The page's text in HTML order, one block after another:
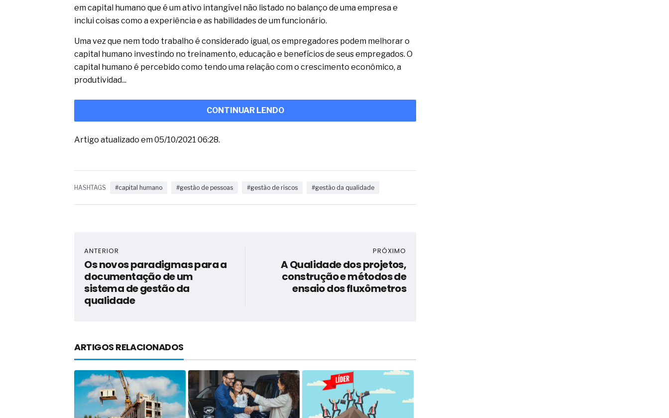
em capital humano que é um ativo intangível não listado no balanço de uma empresa e
inclui coisas como a experiência e as habilidades de um funcionário.
Uma vez que nem todo trabalho é considerado igual, os empregadores podem melhorar o
capital humano investindo no treinamento, educação e benefícios de seus empregados. O
capital humano é percebido como tendo uma relação com o crescimento econômico, a
produtividad...
CONTINUAR LENDO
Artigo atualizado em 05/10/2021 06:28.
HASHTAGS #capital humano #gestão de pessoas #gestão de riscos #gestão da qualidade
ANTERIOR
Os novos paradigmas para a
documentação de um
sistema de gestão da
qualidade
PRÓXIMO
A Qualidade dos projetos,
construção e métodos de
ensaio dos fluxômetros
ARTIGOS RELACIONADOS